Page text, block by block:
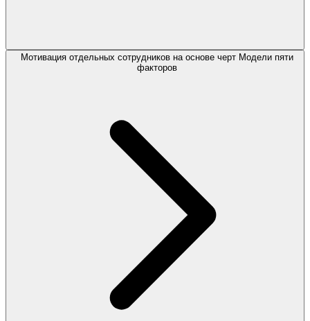
Мотивация отдельных сотрудников на основе черт Модели пяти
факторов